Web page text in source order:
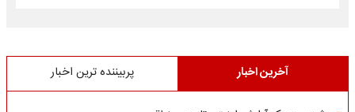
آخرین اخبار پربیننده ترین اخبار